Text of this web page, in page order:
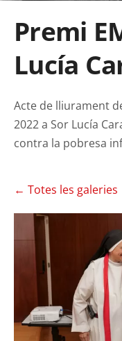
Premi
Lucía
Acte de lliurament
2022 a Sor Lucía
contra la pobresa
Totes les galeries